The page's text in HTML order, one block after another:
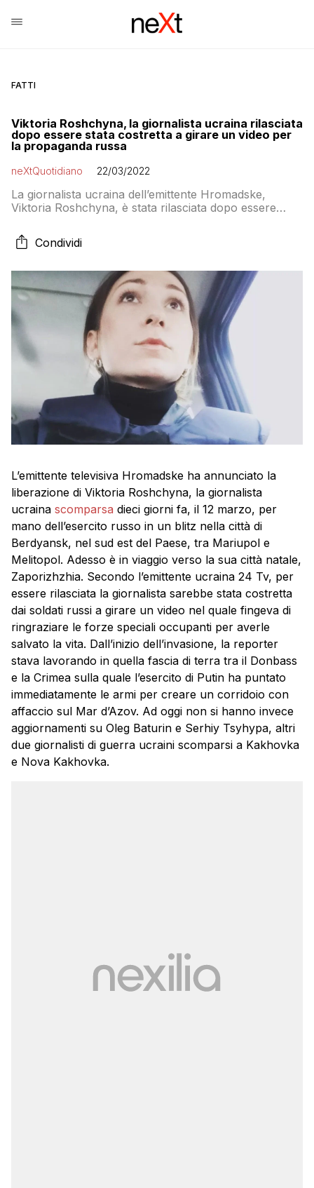
FATTI
Viktoria Roshchyna, la giornalista ucraina rilasciata
dopo essere stata costretta a girare un video per
la propaganda russa
neXtQuotidiano 22/03/2022
La giornalista ucraina dell’emittente Hromadske,
Viktoria Roshchyna, è stata rilasciata dopo essere
Condividi
L’emittente televisiva Hromadske ha annunciato la
liberazione di Viktoria Roshchyna, la giornalista
ucraina scomparsa dieci giorni fa, il 12 marzo, per
mano dell’esercito russo in un blitz nella città di
Berdyansk, nel sud est del Paese, tra Mariupol e
Melitopol. Adesso è in viaggio verso la sua città natale,
Zaporizhzhia. Secondo l’emittente ucraina 24 Tv, per
essere rilasciata la giornalista sarebbe stata costretta
dai soldati russi a girare un video nel quale fingeva di
ringraziare le forze speciali occupanti per averle
salvato la vita. Dall’inizio dell’invasione, la reporter
stava lavorando in quella fascia di terra tra il Donbass
e la Crimea sulla quale l’esercito di Putin ha puntato
immediatamente le armi per creare un corridoio con
affaccio sul Mar d’Azov. Ad oggi non si hanno invece
aggiornamenti su Oleg Baturin e Serhiy Tsyhypa, altri
due giornalisti di guerra ucraini scomparsi a Kakhovka
e Nova Kakhovka.